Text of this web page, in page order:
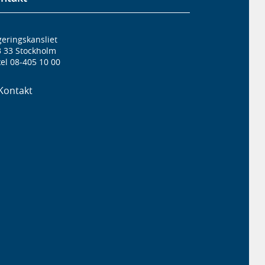
33 Stockholm
08-405 10 00